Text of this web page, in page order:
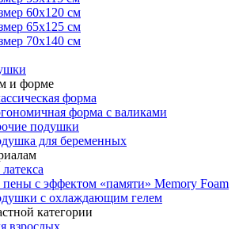
60x120 см
65x125 см
70x140 см
и форме
форма
форма с валиками
подушки
для беременных
с эффектом «памяти» Memory Foam
с охлаждающим гелем
категории
взрослых